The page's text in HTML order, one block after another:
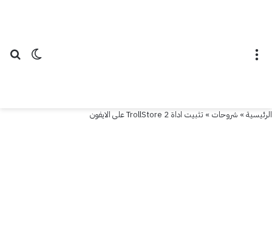
الوضع
الرئيسية» شروحات » تثبيت اداة TrollStore 2 على الايفون